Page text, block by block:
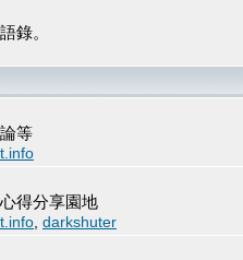
錄。
等
得分享園地
darkshuter